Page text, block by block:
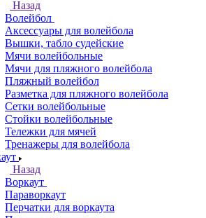
Назад
Волейбол
Аксессуары для волейбола
Вышки, табло судейские
Мячи волейбольные
Мячи для пляжного волейбола
Пляжный волейбол
Разметка для пляжного волейбола
Сетки волейбольные
Стойки волейбольные
Тележки для мячей
Тренажеры для волейбола
Назад
Воркаут
Параворкаут
Перчатки для воркаута